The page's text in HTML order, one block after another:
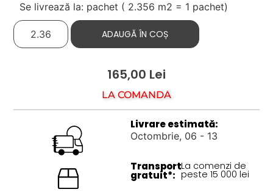
Se livrează la: pachet ( 2.356 m2 = 1 pachet)
ADAUGĂ ÎN COȘ
165,00 Lei
LA COMANDĂ
Livrare estimată:
Octombrie, 06 - 13
Transport
gratuit*:
La comenzi de
peste 15 000 lei